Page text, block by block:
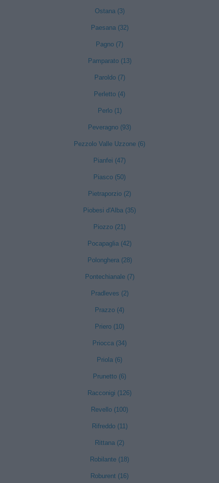
Ostana (3)
Paesana (32)
Pagno (7)
Pamparato (13)
Paroldo (7)
Perletto (4)
Perlo (1)
Peveragno (93)
Pezzolo Valle Uzzone (6)
Pianfei (47)
Piasco (50)
Pietraporzio (2)
Piobesi d'Alba (35)
Piozzo (21)
Pocapaglia (42)
Polonghera (28)
Pontechianale (7)
Pradleves (2)
Prazzo (4)
Priero (10)
Priocca (34)
Priola (6)
Prunetto (6)
Racconigi (126)
Revello (100)
Rifreddo (11)
Rittana (2)
Robilante (18)
Roburent (16)